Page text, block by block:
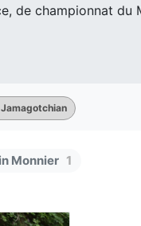
de championnat
Monnier 1